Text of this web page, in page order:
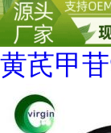
黄芪甲